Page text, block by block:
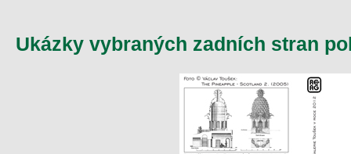
Ukázky vybraných zadních stran